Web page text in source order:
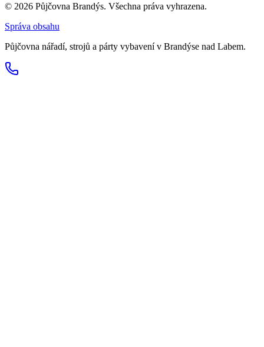
© 2026 Půjčovna Brandýs. Všechna práva vyhrazena.
Správa obsahu
Půjčovna nářadí, strojů a párty vybavení v Brandýse nad Labem.